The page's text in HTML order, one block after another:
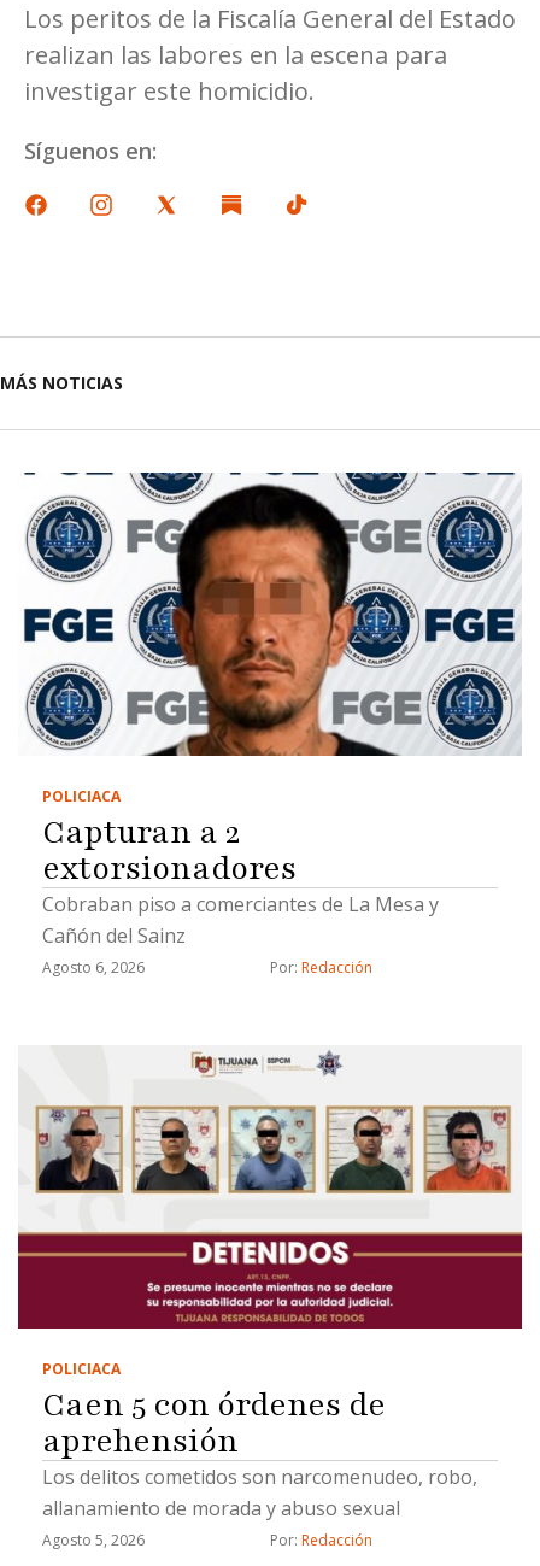
Los peritos de la Fiscalía General del Estado
realizan las labores en la escena para
investigar este homicidio.
Síguenos en:
MÁS NOTICIAS
POLICIACA
Capturan a 2
extorsionadores
Cobraban piso a comerciantes de La Mesa y
Cañón del Sainz
Agosto 6, 2026 Por: Redacción
POLICIACA
Caen 5 con órdenes de
aprehensión
Los delitos cometidos son narcomenudeo, robo,
allanamiento de morada y abuso sexual
Agosto 5, 2026 Por: Redacción